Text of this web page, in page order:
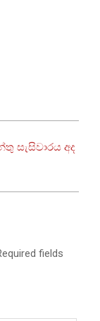
සැසිවාරය අද
fields